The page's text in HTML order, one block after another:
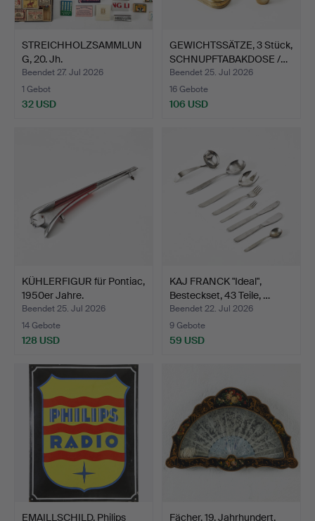
STREICHHOLZSAMMLUN
G, 20. Jh.
Beendet 27. Jul 2026
1 Gebot
32 USD
GEWICHTSSÄTZE, 3 Stück,
SCHNUPFTABAKDOSE /…
Beendet 25. Jul 2026
16 Gebote
106 USD
KÜHLERFIGUR für Pontiac,
1950er Jahre.
Beendet 25. Jul 2026
14 Gebote
128 USD
KAJ FRANCK "Ideal",
Besteckset, 43 Teile, …
Beendet 22. Jul 2026
9 Gebote
59 USD
EMAILLSCHILD, Philips
Fächer, 19. Jahrhundert,